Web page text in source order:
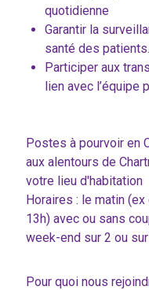
quotidienne
Garantir la
santé des patients.
Participer aux
lien avec l’équipe
Postes à pourvoir en
aux alentours de
votre lieu d'habitation
Horaires : le matin
13h) avec ou sans
week-end sur 2 ou
Pour quoi nous